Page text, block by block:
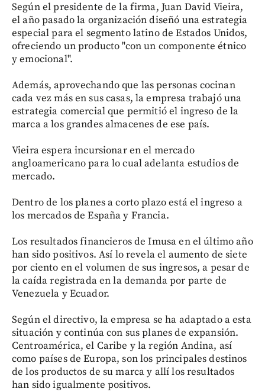
Según el presidente de la firma, Juan David Vieira,
el año pasado la organización diseñó una estrategia
especial para el segmento latino de Estados Unidos,
ofreciendo un producto "con un componente étnico
y emocional".
Además, aprovechando que las personas cocinan
cada vez más en sus casas, la empresa trabajó una
estrategia comercial que permitió el ingreso de la
marca a los grandes almacenes de ese país.
Vieira espera incursionar en el mercado
angloamericano para lo cual adelanta estudios de
mercado.
Dentro de los planes a corto plazo está el ingreso a
los mercados de España y Francia.
Los resultados financieros de Imusa en el último año
han sido positivos. Así lo revela el aumento de siete
por ciento en el volumen de sus ingresos, a pesar de
la caída registrada en la demanda por parte de
Venezuela y Ecuador.
Según el directivo, la empresa se ha adaptado a esta
situación y continúa con sus planes de expansión.
Centroamérica, el Caribe y la región Andina, así
como países de Europa, son los principales destinos
de los productos de su marca y allí los resultados
han sido igualmente positivos.